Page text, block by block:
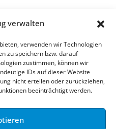
verwalten
verwenden wir Technologien
zu speichern bzw. darauf
zustimmen, können wir
IDs auf dieser Website
nicht erteilen oder zurückziehen,
beeinträchtigt werden.